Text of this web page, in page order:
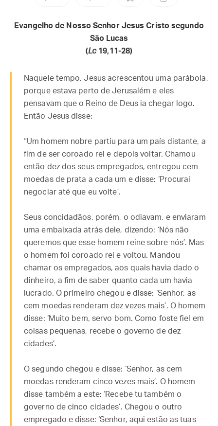
Evangelho de Nosso Senhor Jesus Cristo segundo
São Lucas
(Lc19,11-28)
Naquele tempo, Jesus acrescentou uma parábola,
porque estava perto de Jerusalém e eles
pensavam que o Reino de Deus ia chegar logo.
Então Jesus disse:
“Um homem nobre partiu para um país distante, a
fim de ser coroado rei e depois voltar. Chamou
então dez dos seus empregados, entregou cem
moedas de prata a cada um e disse: ‘Procurai
negociar até que eu volte’.
Seus concidadãos, porém, o odiavam, e enviaram
uma embaixada atrás dele, dizendo: ‘Nós não
queremos que esse homem reine sobre nós’. Mas
o homem foi coroado rei e voltou. Mandou
chamar os empregados, aos quais havia dado o
dinheiro, a fim de saber quanto cada um havia
lucrado. O primeiro chegou e disse: ‘Senhor, as
cem moedas renderam dez vezes mais’. O homem
disse: ‘Muito bem, servo bom. Como foste fiel em
coisas pequenas, recebe o governo de dez
cidades’.
O segundo chegou e disse: ‘Senhor, as cem
moedas renderam cinco vezes mais’. O homem
disse também a este: ‘Recebe tu também o
governo de cinco cidades’. Chegou o outro
empregado e disse: ‘Senhor, aqui estão as tuas